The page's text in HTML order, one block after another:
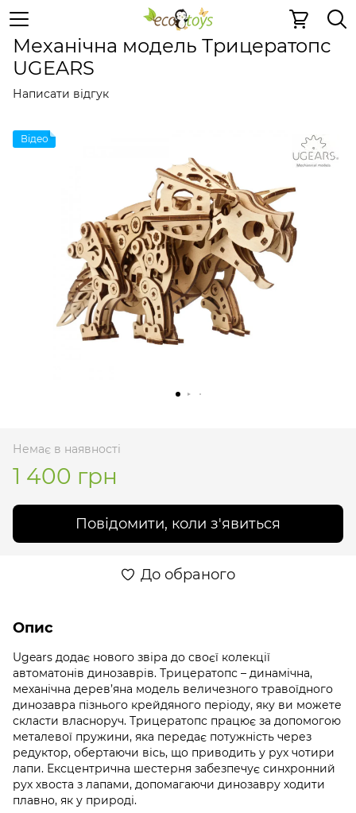
Дерев'яні конструктори Механічні 3D пазли
Механічна модель Трицератопс
UGEARS
Написати відгук
Відео
Немає в наявності
1 400 грн
Повідомити, коли з'явиться
До обраного
Опис
Ugears додає нового звіра до своєї колекції
автоматонів динозаврів. Трицератопс – динамічна,
механічна дерев’яна модель величезного травоїдного
динозавра пізнього крейдяного періоду, яку ви можете
скласти власноруч. Трицератопс працює за допомогою
металевої пружини, яка передає потужність через
редуктор, обертаючи вісь, що приводить у рух чотири
лапи. Ексцентрична шестерня забезпечує синхронний
рух хвоста з лапами, допомагаючи динозавру ходити
плавно, як у природі.